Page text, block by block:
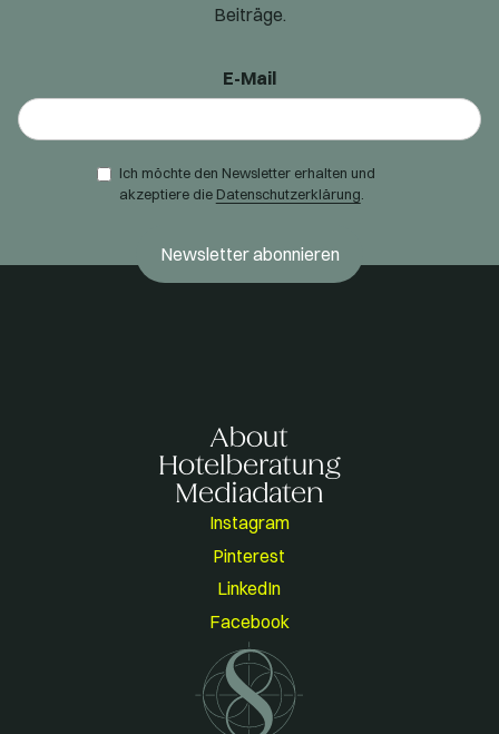
Beiträge.
E-Mail
Ich möchte den Newsletter erhalten und
akzeptiere die Datenschutzerklärung.
About
Hotelberatung
Mediadaten
Instagram
Pinterest
LinkedIn
Facebook